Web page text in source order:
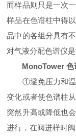
而样品则只是一次
样品在色谱柱中得
品中的各组分具有
对气液分配色谱仪是
MonoTower 色
①避免压力和温
变化或者使色谱柱
突然升高或降低也
进行，在阀进样时